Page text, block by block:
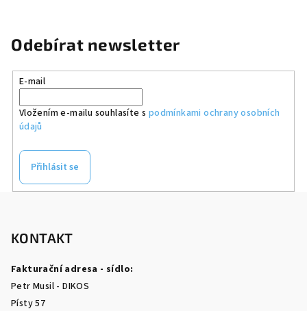
Odebírat newsletter
E-mail
Vložením e-mailu souhlasíte s podmínkami ochrany osobních
údajů
Přihlásit se
KONTAKT
Fakturační adresa - sídlo:
Petr Musil - DIKOS
Písty 57